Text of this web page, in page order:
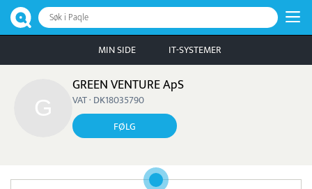
Søk i Paqle
MIN SIDE IT-SYSTEMER
GREEN VENTURE ApS
VAT · DK18035790
FØLG